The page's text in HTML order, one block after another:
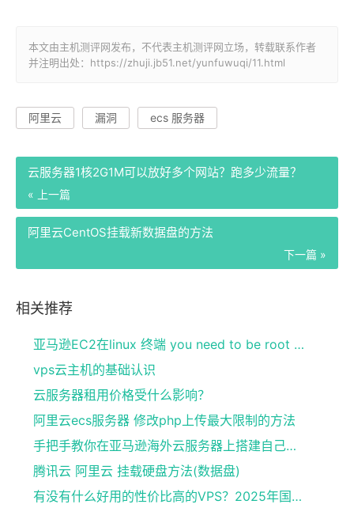
本文由主机测评网发布，不代表主机测评网立场，转载联系作者
并注明出处：https://zhuji.jb51.net/yunfuwuqi/11.html
阿里云 漏洞 ecs 服务器
云服务器1核2G1M可以放好多个网站？跑多少流量？
« 上一篇
阿里云CentOS挂载新数据盘的方法
下一篇 »
相关推荐
亚马逊EC2在linux 终端 you need to be root to perform thi
vps云主机的基础认识
云服务器租用价格受什么影响？
阿里云ecs服务器 修改php上传最大限制的方法
手把手教你在亚马逊海外云服务器上搭建自己的项目
腾讯云 阿里云 挂载硬盘方法(数据盘)
有没有什么好用的性价比高的VPS？2025年国内外稳定高性价比的VPS推荐